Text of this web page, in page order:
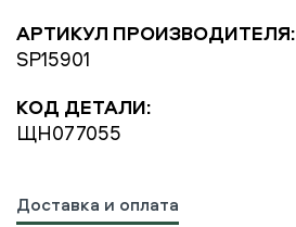
АРТИКУЛ ПРОИЗВОДИТЕЛЯ:
SP15901
КОД ДЕТАЛИ:
ЩН077055
Доставка и оплата